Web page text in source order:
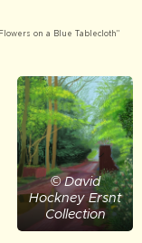
on a Blue Tablecloth"
© David
Hockney Ersnt
Collection